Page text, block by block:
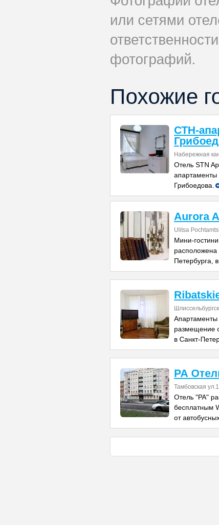
или сетями
фотографий.
Похожие
СТН-
Набережная
Отель STN
апартаменты
Грибоедова.
Aurora
Ulitsa
Мини-
Петербурга,
Апартаменты
размещение
в Санкт-
РА
Тамбовская
Отель "РА"
бесплатным
от